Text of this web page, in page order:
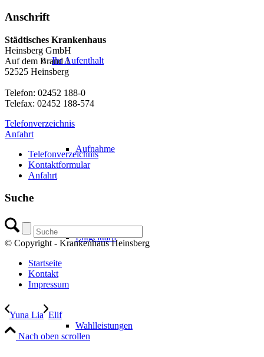
Ihr Aufenthalt
Aufnahme
Entgelttarif
Wahlleistungen
Anschrift
Städtisches Krankenhaus
Heinsberg GmbH
Auf dem Brand 1
52525 Heinsberg
Telefon: 02452 188-0
Telefax: 02452 188-574
Telefonverzeichnis
Anfahrt
Telefonverzeichnis
Kontaktformular
Anfahrt
Suche
© Copyright - Krankenhaus Heinsberg
Startseite
Kontakt
Impressum
Yuna Lia Elif
Nach oben scrollen